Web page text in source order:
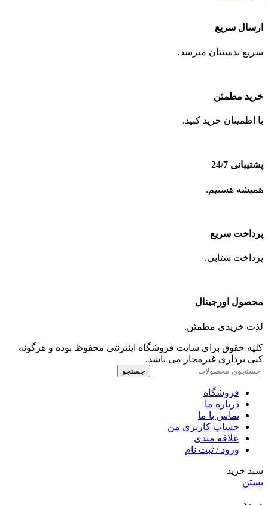
ارسال سریع
سریع بدستتان میرسد.
خرید مطمئن
با اطمینان خرید کنید.
پشتیبانی 24/7
همیشه هستیم.
پرداخت سریع
پرداخت شتابی.
محصول اورجینال
لذت خریدی مطمئن.
کلیه حقوق برای سایت فروشگاه اینترنتی محفوظ بوده و هرگونه
کپی برداری غیرمجاز می باشد.
جستجو
فروشگاه
درباره ما
تماس با ما
حساب کاربری من
علاقه مندی
ورود / ثبت نام
سبد خرید
بستن